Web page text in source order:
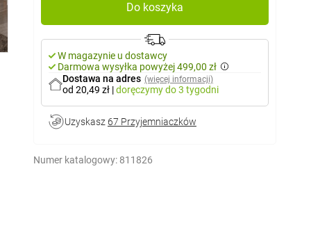
Do koszyka
W magazynie u dostawcy
Darmowa wysyłka powyżej 499,00 zł
Dostawa na adres (więcej informacji)
od 20,49 zł |doręczymydo 3 tygodni
Uzyskasz 67 Przyjemniaczków
Numer katalogowy: 811826